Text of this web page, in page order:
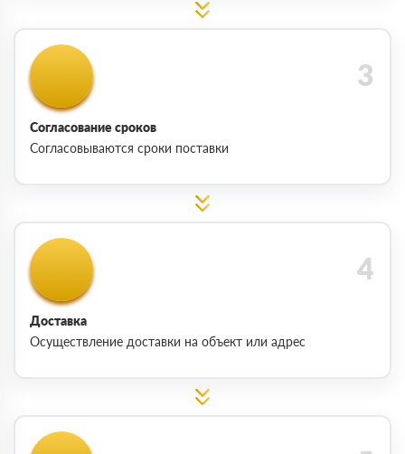
Согласование сроков
Согласовываются сроки поставки
Доставка
Осуществление доставки на объект или адрес